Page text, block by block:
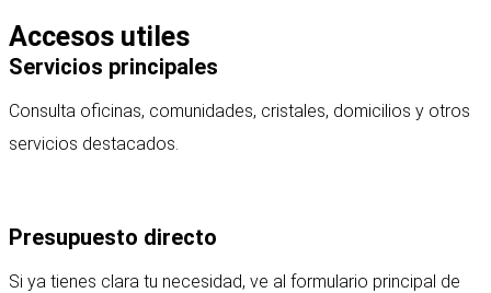
Accesos utiles
Servicios principales
Consulta oficinas, comunidades, cristales, domicilios y otros
servicios destacados.
Presupuesto directo
Si ya tienes clara tu necesidad, ve al formulario principal de